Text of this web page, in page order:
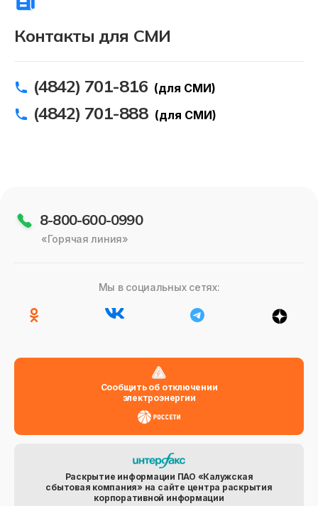
Контакты для СМИ
(4842) 701-816 (для СМИ)
(4842) 701-888 (для СМИ)
8-800-600-0990
«Горячая линия»
Мы в социальных сетях:
Сообщить об отключении
электроэнергии
Раскрытие информации ПАО «Калужская
сбытовая компания» на сайте центра раскрытия
корпоративной информации